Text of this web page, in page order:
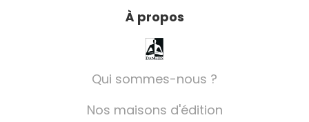
À propos
Qui sommes-nous ?
Nos maisons d'édition